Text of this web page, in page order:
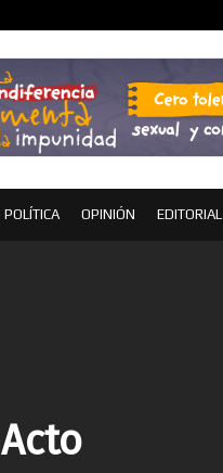
POLÍTICA OPINIÓN EDITORIAL
Acto